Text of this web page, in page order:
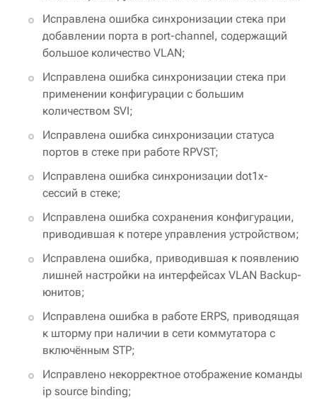
Исправлена ошибка синхронизации стека при
добавлении порта в port-channel, содержащий
большое количество VLAN;
Исправлена ошибка синхронизации стека при
применении конфигурации с большим
количеством SVI;
Исправлена ошибка синхронизации статуса
портов в стеке при работе RPVST;
Исправлена ошибка синхронизации dot1x-
сессий в стеке;
Исправлена ошибка сохранения конфигурации,
приводившая к потере управления устройством;
Исправлена ошибка, приводившая к появлению
лишней настройки на интерфейсах VLAN Backup-
юнитов;
Исправлена ошибка в работе ERPS, приводящая
к шторму при наличии в сети коммутатора с
включённым STP;
Исправлено некорректное отображение команды
ip source binding;